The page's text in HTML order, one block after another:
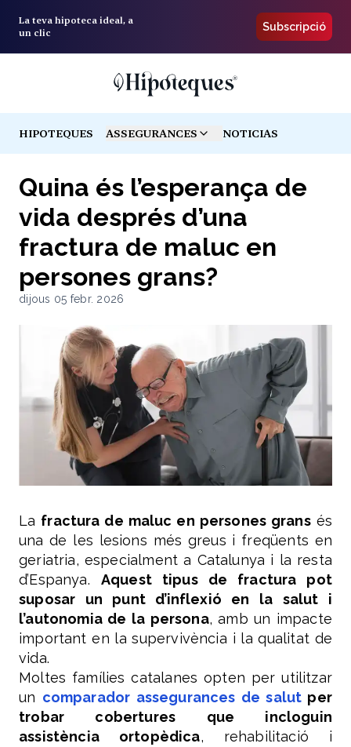
La teva hipoteca ideal, a
un clic
Subscripció
HIPOTEQUES ASSEGURANCES
TOGGLE MENU NOTICIAS
Quina és l’esperança de
vida després d’una
fractura de maluc en
persones grans?
dijous 05 febr. 2026
La fractura de maluc en persones gransés
una de les lesions més greus i freqüents en
geriatria, especialment a Catalunya i la resta
d’Espanya. Aquest tipus de fractura pot
suposar un punt d’inflexió en la salut i
l’autonomia de la persona, amb un impacte
important en la supervivència i la qualitat de
vida.
Moltes famílies catalanes opten per utilitzar
un comparador assegurances de salut per
trobar cobertures que incloguin
assistència ortopèdica, rehabilitació i